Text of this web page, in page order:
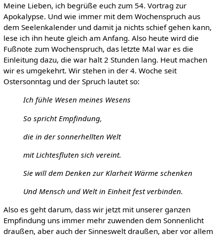
Meine Lieben, ich begrüße euch zum 54. Vortrag zur
Apokalypse. Und wie immer mit dem Wochenspruch aus
dem Seelenkalender und damit ja nichts schief gehen kann,
lese ich ihn heute gleich am Anfang. Also heute wird die
Fußnote zum Wochenspruch, das letzte Mal war es die
Einleitung dazu, die war halt 2 Stunden lang. Heut machen
wir es umgekehrt. Wir stehen in der 4. Woche seit
Ostersonntag und der Spruch lautet so:
Ich fühle Wesen meines Wesens
So spricht Empfindung,
die in der sonnerhellten Welt
mit Lichtesfluten sich vereint.
Sie will dem Denken zur Klarheit Wärme schenken
Und Mensch und Welt in Einheit fest verbinden.
Also es geht darum, dass wir jetzt mit unserer ganzen
Empfindung uns immer mehr zuwenden dem Sonnenlicht
draußen, aber auch der Sinneswelt draußen, aber vor allem